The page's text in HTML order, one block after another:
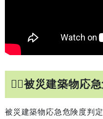
👷‍♂️被災建築物応
被災建築物応急危険度判